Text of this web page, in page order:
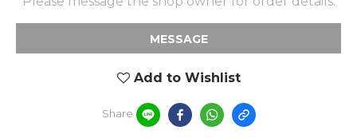
MESSAGE
Add to Wishlist
Share